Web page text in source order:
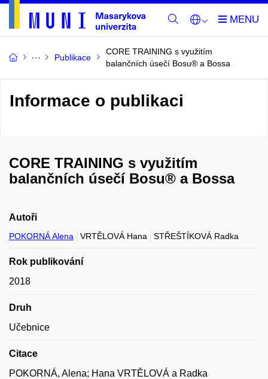
Publikace
CORE TRAINING s využitím
balančních úsečí Bosu® a Bossa
Informace o publikaci
CORE TRAINING s využitím
balančních úsečí Bosu® a Bossa
Autoři
POKORNÁ Alena VRTĚLOVÁ Hana STŘEŠTÍKOVÁ Radka
Rok publikování
2018
Druh
Učebnice
Citace
POKORNÁ, Alena; Hana VRTĚLOVÁ a Radka